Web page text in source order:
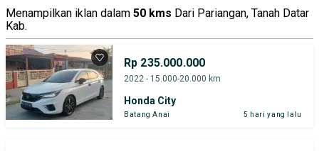
Menampilkan iklan dalam 50 kms Dari Pariangan, Tanah Datar
Kab.
Rp 235.000.000
2022 - 15.000-20.000 km
Honda City
Batang Anai 5 hari yang lalu